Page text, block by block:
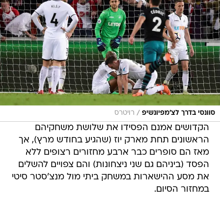
סוונסי בדרך לצ'מפיונשיפ / רויטרס
הקדושים אמנם הפסידו את שלושת משחקיהם
הראשונים תחת מארק יוז (שהגיע בחודש מרץ), אך
מאז הם סופרים כבר ארבע מחזורים רצופים ללא
הפסד (ביניהם גם שני ניצחונות) והם צפויים להשלים
את מסע ההישארות במשחק ביתי מול מנצ'סטר סיטי
במחזור הסיום.